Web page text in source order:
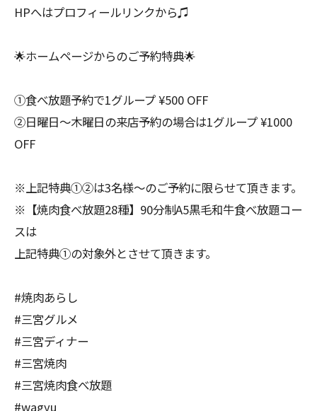
HPへはプロフィールリンクから♫
🌟ホームページからのご予約特典🌟
①食べ放題予約で1グループ ¥500 OFF
②日曜日〜木曜日の来店予約の場合は1グループ ¥1000
OFF
※上記特典①②は3名様〜のご予約に限らせて頂きます。
※【焼肉食べ放題28種】90分制A5黒毛和牛食べ放題コー
スは
上記特典①の対象外とさせて頂きます。
#焼肉あらし
#三宮グルメ
#三宮ディナー
#三宮焼肉
#三宮焼肉食べ放題
#wagyu